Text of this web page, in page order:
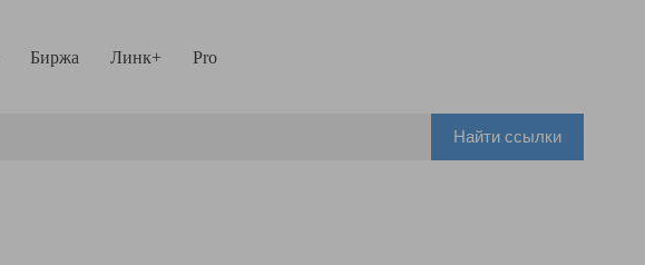
Биржа Линк+ Pro
Найти ссылки